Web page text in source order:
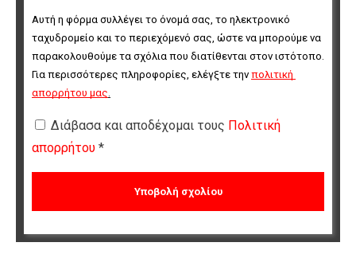
Αυτή η φόρμα συλλέγει το όνομά σας, το ηλεκτρονικό
ταχυδρομείο και το περιεχόμενό σας, ώστε να μπορούμε να
παρακολουθούμε τα σχόλια που διατίθενται στον ιστότοπο.
Για περισσότερες πληροφορίες, ελέγξτε την πολιτική
απορρήτου μας.
Διάβασα και αποδέχομαι τους Πολιτική
απορρήτου *